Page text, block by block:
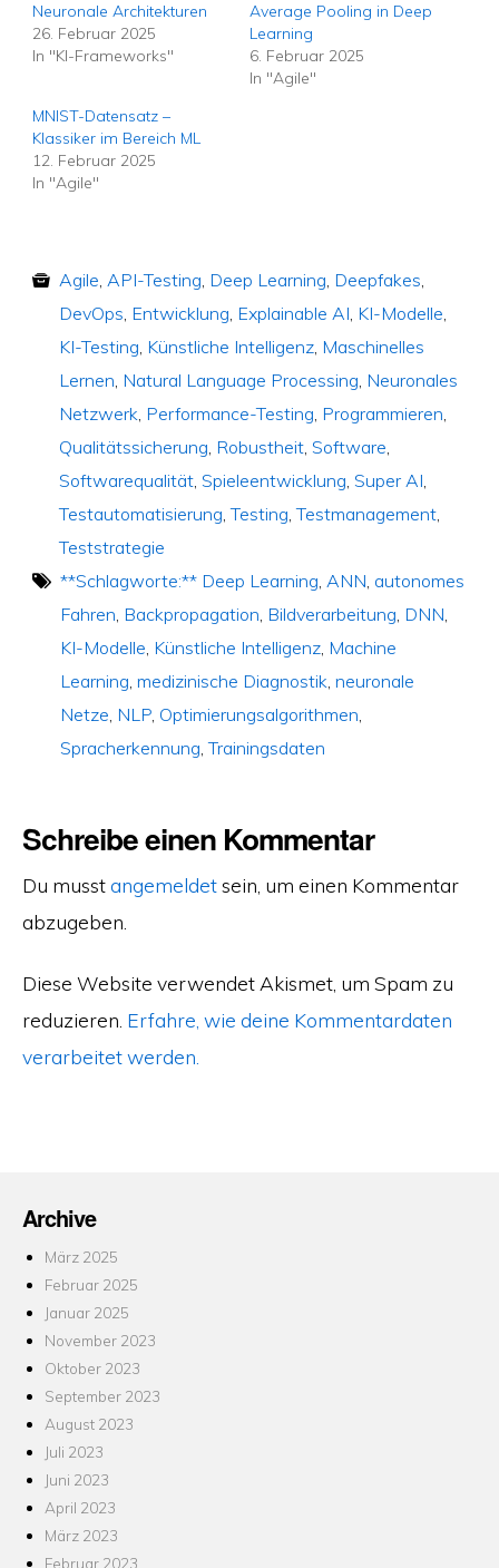
Neuronale Architekturen
26. Februar 2025
In "KI-Frameworks"
Average Pooling in Deep
Learning
6. Februar 2025
In "Agile"
MNIST-Datensatz –
Klassiker im Bereich ML
12. Februar 2025
In "Agile"
Agile, API-Testing, Deep Learning, Deepfakes,
DevOps, Entwicklung, Explainable AI, KI-Modelle,
KI-Testing, Künstliche Intelligenz, Maschinelles
Lernen, Natural Language Processing, Neuronales
Netzwerk, Performance-Testing, Programmieren,
Qualitätssicherung, Robustheit, Software,
Softwarequalität, Spieleentwicklung, Super AI,
Testautomatisierung,Testing,Testmanagement,
Teststrategie
**Schlagworte:** Deep Learning, ANN, autonomes
Fahren, Backpropagation, Bildverarbeitung, DNN,
KI-Modelle, Künstliche Intelligenz, Machine
Learning, medizinische Diagnostik, neuronale
Netze, NLP, Optimierungsalgorithmen,
Spracherkennung,Trainingsdaten
Schreibe einen Kommentar
Du musstangemeldetsein, um einen Kommentar
abzugeben.
Diese Website verwendet Akismet, um Spam zu
reduzieren. Erfahre, wie deine Kommentardaten
verarbeitet werden.
Archive
März 2025
Februar 2025
Januar 2025
November 2023
Oktober 2023
September 2023
August 2023
Juli 2023
Juni 2023
April 2023
März 2023
Februar 2023